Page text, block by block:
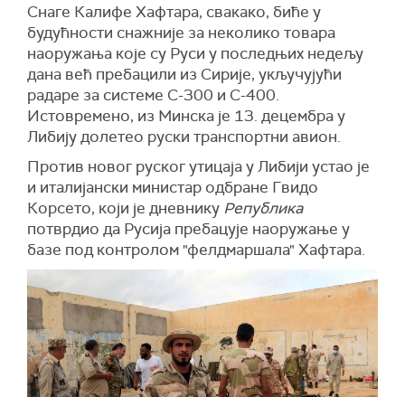
Снаге Калифе Хафтара, свакако, биће у
будућности снажније за неколико товара
наоружања које су Руси у последњих недељу
дана већ пребацили из Сирије, укључујући
радаре за системе С-300 и С-400.
Истовремено, из Минска је 13. децембра у
Либију долетео руски транспортни авион.
Против новог руског утицаја у Либији устао је
и италијански министар одбране Гвидо
Корсето, који је дневнику Република
потврдио да Русија пребацује наоружање у
базе под контролом "фелдмаршала" Хафтара.